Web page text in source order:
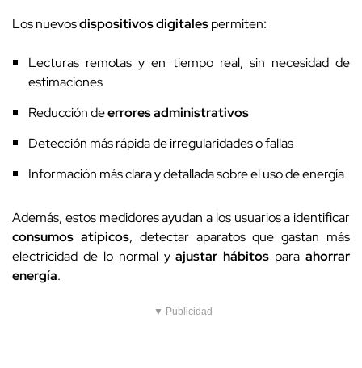
Los nuevosdispositivos digitalespermiten:
Lecturas remotas y en tiempo real, sin necesidad de
estimaciones
Reducción deerrores administrativos
Detección más rápida de irregularidades o fallas
Información más clara y detallada sobre el uso de energía
Además, estos medidores ayudan a los usuarios a identificar
consumos atípicos, detectar aparatos que gastan más
electricidad de lo normal yajustar hábitos para ahorrar
energía.
▼ Publicidad